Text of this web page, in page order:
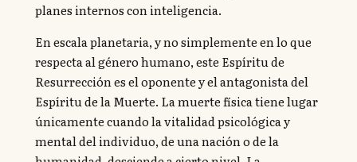
planes internos con inteligencia.
En escala planetaria, y no simplemente en lo que
respecta al género humano, este Espíritu de
Resurrección es el oponente y el antagonista del
Espíritu de la Muerte. La muerte física tiene lugar
únicamente cuando la vitalidad psicológica y
mental del individuo, de una nación o de la